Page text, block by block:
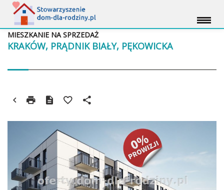
KRAKÓW, PRĄDNIK BIAŁY, PĘKOWICKA
MIESZKANIE NA SPRZEDAŻ